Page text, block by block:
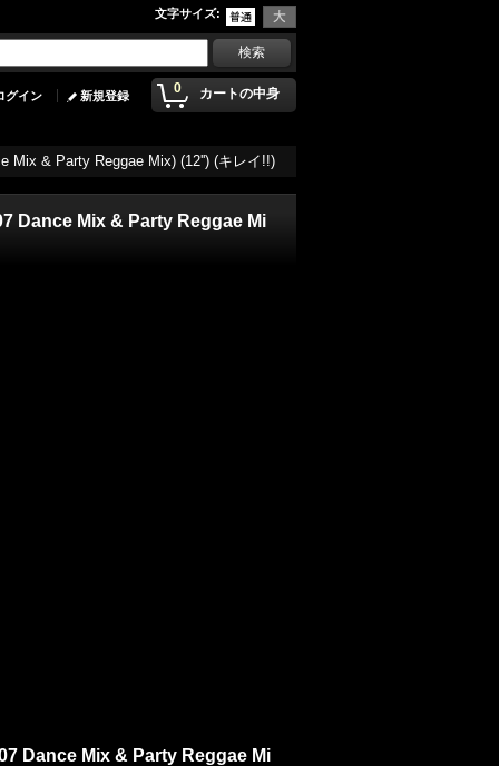
文字サイズ:
0 カートの中身
グイン 新規登録
Mix & Party Reggae Mix) (12'') (キレイ!!)
Dance Mix & Party Reggae Mi
Dance Mix & Party Reggae Mi